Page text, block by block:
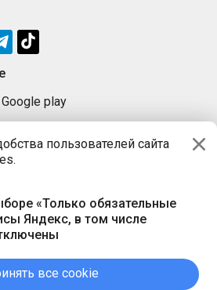
пользователей сайта
«Только обязательные
Яндекс, в том числе
все cookie
Google play
ООО «ПРАЦА БАЙ»
г. Минск, пр-т Независимости
E-mail ООО «ПРАЦА